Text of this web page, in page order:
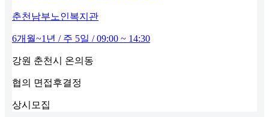
춘천남부노인복지관
6개월~1년 / 주 5일 / 09:00 ~ 14:30
강원 춘천시 온의동
협의 면접후결정
상시모집